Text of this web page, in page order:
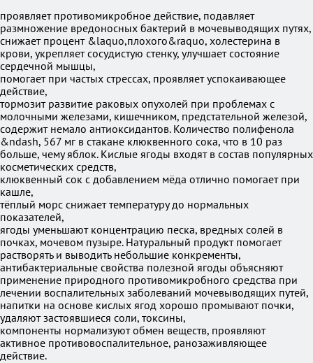
проявляет противомикробное действие, подавляет
размножение вредоносных бактерий в мочевыводящих путях,
снижает процент &laquo,плохого&raquo, холестерина в
крови, укрепляет сосудистую стенку, улучшает состояние
сердечной мышцы,
помогает при частых стрессах, проявляет успокаивающее
действие,
тормозит развитие раковых опухолей при проблемах с
молочными железами, кишечником, предстательной железой,
содержит немало антиоксидантов. Количество полифенола
&ndash, 567 мг в стакане клюквенного сока, что в 10 раз
больше, чему яблок. Кислые ягоды входят в состав популярных
косметических средств,
клюквенный сок с добавлением мёда отлично помогает при
кашле,
тёплый морс снижает температуру до нормальных
показателей,
ягоды уменьшают концентрацию песка, вредных солей в
почках, мочевом пузыре. Натуральный продукт помогает
растворять и выводить небольшие конкременты,
антибактериальные свойства полезной ягоды объясняют
применение природного противомикробного средства при
лечении воспалительных заболеваний мочевыводящих путей,
напитки на основе кислых ягод хорошо промывают почки,
удаляют застоявшиеся соли, токсины,
компоненты нормализуют обмен веществ, проявляют
активное противовоспалительное, ранозаживляющее
действие.